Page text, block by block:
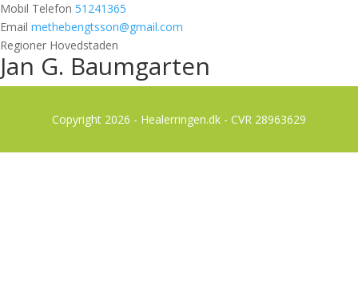
Mobil Telefon 51241365
Email methebengtsson@gmail.com
Regioner Hovedstaden
Jan G. Baumgarten
Copyright 2026 - Healerringen.dk - CVR 28963629